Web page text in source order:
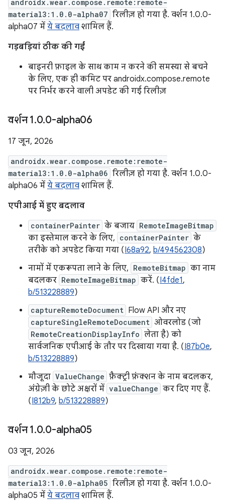
androidx.wear.compose.remote:remote-
material3:1.0.0-alpha07 रिलीज़ हो गया है. वर्शन 1.0.0-
alpha07 में ये बदलाव शामिल हैं.
गड़बड़ियां ठीक की गईं
बाइनरी फ़ाइल के साथ काम न करने की समस्या से बचने
के लिए, एक ही कमिट पर androidx.compose.remote
पर निर्भर करने वाली अपडेट की गई रिलीज़
वर्शन 1.0.0-alpha06
17 जून, 2026
androidx.wear.compose.remote:remote-
material3:1.0.0-alpha06 रिलीज़ हो गया है. वर्शन 1.0.0-
alpha06 में ये बदलाव शामिल हैं.
एपीआई में हुए बदलाव
containerPainter के बजाय RemoteImageBitmap
का इस्तेमाल करने के लिए, containerPainter के
तरीके को अपडेट किया गया (I68a92, b/494562308)
नामों में एकरूपता लाने के लिए, RemoteBitmap का नाम
बदलकर RemoteImageBitmap करें. (I4fde1,
b/513228889)
captureRemoteDocument Flow API और नए
captureSingleRemoteDocument ओवरलोड (जो
RemoteCreationDisplayInfo लेता है) को
सार्वजनिक एपीआई के तौर पर दिखाया गया है. (I87b0e,
b/513228889)
मौजूदा ValueChange फ़ैक्ट्री फ़ंक्शन के नाम बदलकर,
अंग्रेज़ी के छोटे अक्षरों में valueChange कर दिए गए हैं.
(I812b9, b/513228889)
वर्शन 1.0.0-alpha05
03 जून, 2026
androidx.wear.compose.remote:remote-
material3:1.0.0-alpha05 रिलीज़ हो गया है. वर्शन 1.0.0-
alpha05 में ये बदलाव शामिल हैं.